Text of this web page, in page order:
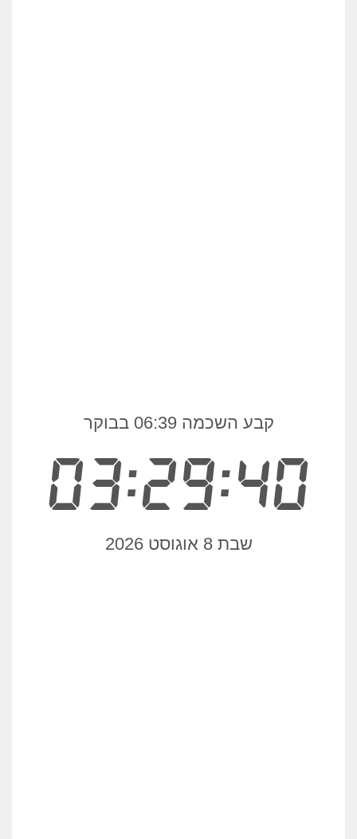
03:29:40
קבע השכמה 06:39 בבוקר
שבת 8 אוגוסט 2026